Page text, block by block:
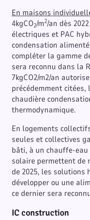
En maisons
4kgCO2/m2/an dès
électriques et PAC
condensation
compléter la gamme
sera reconnu dans la
7kgCO2/m2/an
précédemment
chaudière
thermodynamique.
En logements
seules et collectives
bâti, à un chauffe-
solaire permettent de
de 2025, les solutions
développer ou une
ce dernier sera
IC construction